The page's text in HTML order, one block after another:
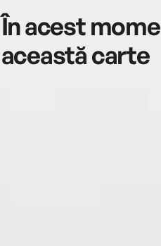
În acest
această carte